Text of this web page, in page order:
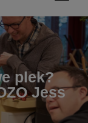
plek?
Jess